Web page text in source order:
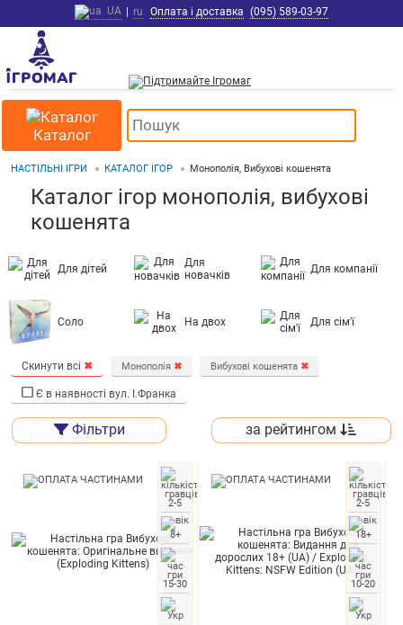
UA | ru Оплата і доставка (095) 589-03-97
Каталог
НАСТІЛЬНІ ІГРИ КАТАЛОГ ІГОР Монополія, Вибухові кошенята
Каталог ігор монополія, вибухові
кошенята
Для дітей
Для
новачків
Для компанії
Соло На двох Для сім'ї
Скинути всі ✖ Монополія ✖ Вибухові кошенята ✖
Є в наявності вул. І.Франка
Фільтри за рейтингом
2-5
8+
15-30
2-5
18+
10-20